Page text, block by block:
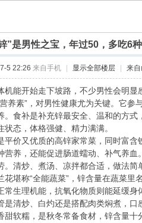
”是男性之宝，年过50，多吃6
5 22:26 来自手机 显示全部楼层 来
机能开始走下坡路，不少男性会明
养素”，对男性健康尤为关键。它
。食补是补充锌最安全、温和的方
状态，体格强健、精力满满。
平价又优质的高锌家常菜，同时富
营养，还能促进肠道蠕动、补气养
。清炒、煮汤、凉拌都合适，做法简
花堪称“全能蔬菜”，锌含量在蔬菜
常生理机能，抗氧化物质则能延缓
是清炒、白灼还是搭配肉类焖煮，口
甜软糯，是秋冬常备食材，锌含量